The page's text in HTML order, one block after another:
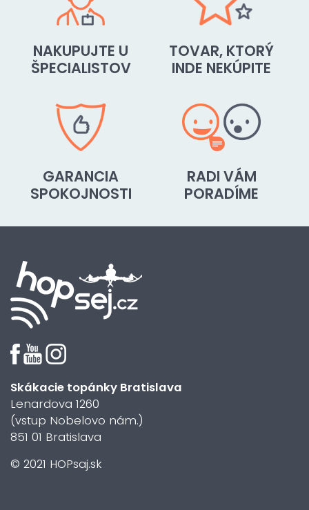
NAKUPUJTE U
ŠPECIALISTOV
TOVAR, KTORÝ
INDE NEKÚPITE
GARANCIA
SPOKOJNOSTI
RADI VÁM
PORADÍME
Skákacie topánky Bratislava
Lenardova 1260
(vstup Nobelovo nám.)
851 01 Bratislava
© 2021 HOPsaj.sk